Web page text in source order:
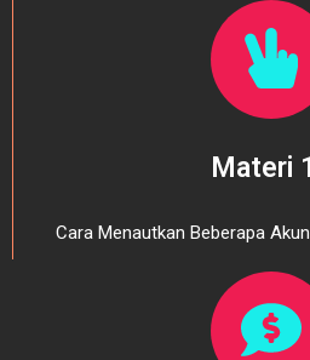
Materi
Cara Menautkan Beberapa